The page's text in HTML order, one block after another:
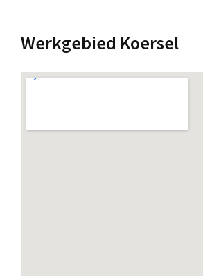
Werkgebied Koersel